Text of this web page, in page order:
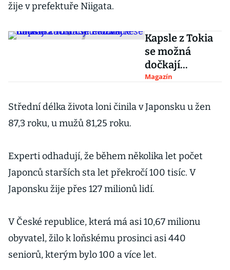
žije v prefektuře Niigata.
Kapsle z Tokia
se možná
dočkají
záchrany.
unikátní
Magazín
Střední délka života loni činila v Japonsku u žen
87,3 roku, u mužů 81,25 roku.
Experti odhadují, že během několika let počet
Japonců starších sta let překročí 100 tisíc. V
Japonsku žije přes 127 milionů lidí.
V České republice, která má asi 10,67 milionu
obyvatel, žilo k loňskému prosinci asi 440
seniorů, kterým bylo 100 a více let.